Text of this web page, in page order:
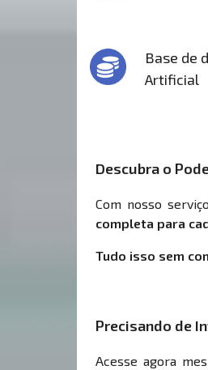
Base de
Artificial
Descubra o
Com nosso
completa para
Tudo isso sem
Precisando de
Acesse agora